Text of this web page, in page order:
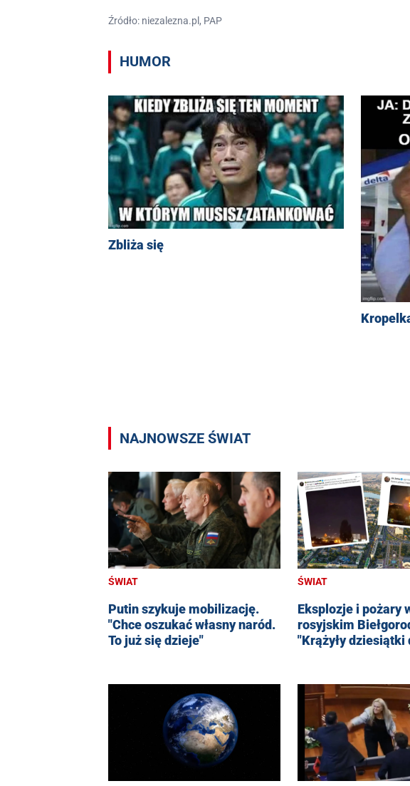
Źródło: niezalezna.pl, PAP
HUMOR
Zbliża się
NAJNOWSZE ŚWIAT
ŚWIAT
Putin szykuje mobilizację.
"Chce oszukać własny naród.
To już się dzieje"
ŚWIAT
Eksplozje i pożary
rosyjskim
"Krążyły dziesiątki